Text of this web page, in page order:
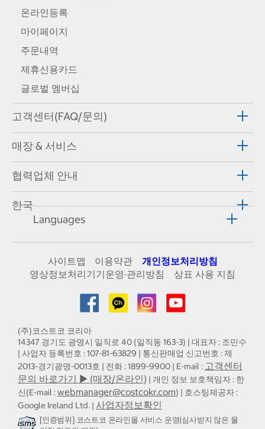
온라인등록
마이페이지
주문내역
제휴신용카드
글로벌 멤버십
고객센터(FAQ/문의)
매장 & 서비스
협력업체 안내
한국
Languages
사이트맵 이용약관
개인정보처리방침
영상정보처리기기운영·관리방침
상표 사용 지침
(주)코스트코 코리아
14347 경기도 광명시 일직로 40 (일직동 163-3) | 대표자 : 조민수
| 사업자 등록번호 : 107-81-63829 | 통신판매업 신고번호 : 제
2013-경기광명-0013호 | 전화 : 1899-9900 | E-mail : 고객센터
문의 바로가기 ▶ (매장/온라인) | 개인 정보 보호책임자 : 한
신(E-mail :webmanager@costcokr.com) | 호스팅제공자 :
Google Ireland Ltd. | 사업자정보확인
[인증범위] 코스트코 온라인몰 서비스 운영(심사받지 않은 물